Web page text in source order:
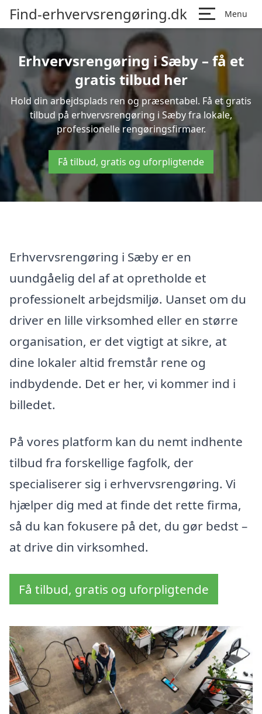
Find-erhvervsrengøring.dk Menu
Erhvervsrengøring i Sæby – få et
gratis tilbud her
Hold din arbejdsplads ren og præsentabel. Få et gratis
tilbud på erhvervsrengøring i Sæby fra lokale,
professionelle rengøringsfirmaer.
Få tilbud, gratis og uforpligtende
Erhvervsrengøring i Sæby er en
uundgåelig del af at opretholde et
professionelt arbejdsmiljø. Uanset om du
driver en lille virksomhed eller en større
organisation, er det vigtigt at sikre, at
dine lokaler altid fremstår rene og
indbydende. Det er her, vi kommer ind i
billedet.
På vores platform kan du nemt indhente
tilbud fra forskellige fagfolk, der
specialiserer sig i erhvervsrengøring. Vi
hjælper dig med at finde det rette firma,
så du kan fokusere på det, du gør bedst –
at drive din virksomhed.
Få tilbud, gratis og uforpligtende